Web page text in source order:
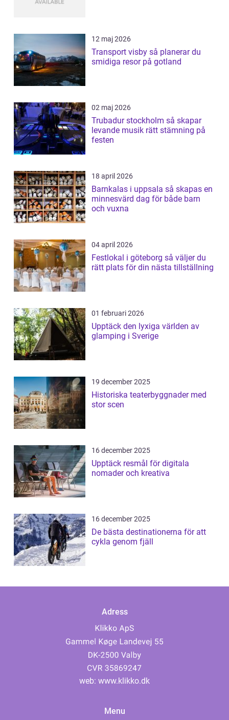
12 maj 2026
Transport visby så planerar du
smidiga resor på gotland
02 maj 2026
Trubadur stockholm så skapar
levande musik rätt stämning på
festen
18 april 2026
Barnkalas i uppsala så skapas en
minnesvärd dag för både barn
och vuxna
04 april 2026
Festlokal i göteborg så väljer du
rätt plats för din nästa tillställning
01 februari 2026
Upptäck den lyxiga världen av
glamping i Sverige
19 december 2025
Historiska teaterbyggnader med
stor scen
16 december 2025
Upptäck resmål för digitala
nomader och kreativa
16 december 2025
De bästa destinationerna för att
cykla genom fjäll
Adress
web: www.klikko.dk
Menu